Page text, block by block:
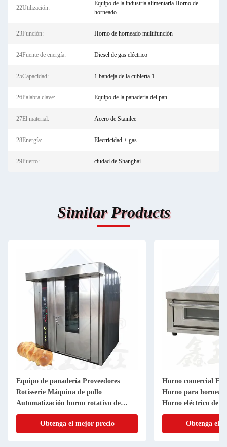
22Utilización:
Equipo de la industria alimentaria Horno de
horneado
23Función: Horno de horneado multifunción
24Fuente de energía: Diesel de gas eléctrico
25Capacidad: 1 bandeja de la cubierta 1
26Palabra clave: Equipo de la panadería del pan
27El material: Acero de Stainlee
28Energía: Electricidad + gas
29Puerto: ciudad de Shanghai
Similar Products
Proveedores
de pollo
rotativo de
mejor precio
Horno comercial Equipo de panadería
Horno para hornear multifunción
Horno eléctrico de 1 cubierta
Obtenga el mejor precio